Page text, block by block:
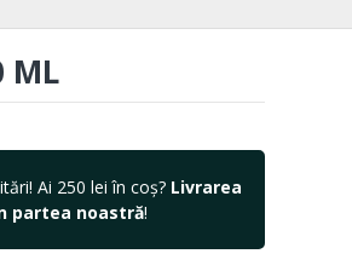
ML
Ai 250 lei în coș? Livrarea
partea noastră!